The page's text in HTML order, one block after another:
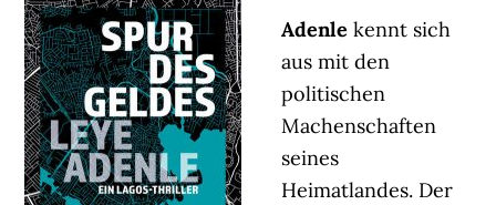
Adenlekennt sich
aus mit den
politischen
Machenschaften
seines
Heimatlandes. Der